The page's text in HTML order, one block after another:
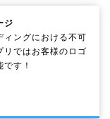
ジ
ィングにおける不可
リではお客様のロゴ
す！